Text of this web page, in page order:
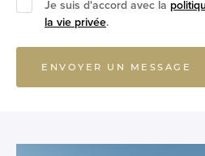
Je suis d'accord avec la
la vie privée.
ENVOYER UN MESSAGE